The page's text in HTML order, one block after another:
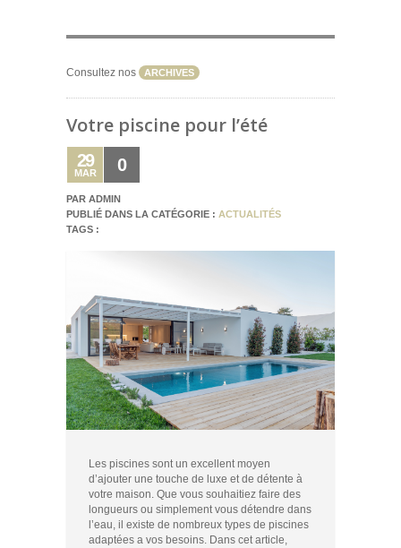
Consultez nos ARCHIVES
Votre piscine pour l’été
0
29
MAR
PAR ADMIN
PUBLIÉ DANS LA CATÉGORIE : ACTUALITÉS
TAGS :
Les piscines sont un excellent moyen
d’ajouter une touche de luxe et de détente à
votre maison. Que vous souhaitiez faire des
longueurs ou simplement vous détendre dans
l’eau, il existe de nombreux types de piscines
adaptées a vos besoins. Dans cet article,